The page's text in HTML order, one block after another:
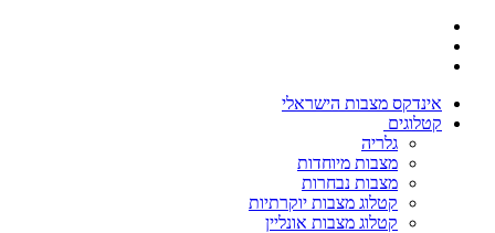
אינדקס מצבות הישראלי
קטלוגים
גלריה
מצבות מיוחדות
מצבות נבחרות
קטלוג מצבות יוקרתיות
קטלוג מצבות אונליין